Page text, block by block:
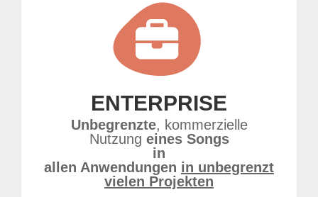
ENTERPRISE
Unbegrenzte, kommerzielle
Nutzung eines Songs
in
allen Anwendungen in unbegrenzt
vielen Projekten